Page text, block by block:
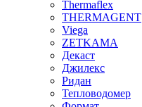
Thermaflex
THERMAGENT
Viega
ZETKAMA
Декаст
Джилекс
Ридан
Тепловодомер